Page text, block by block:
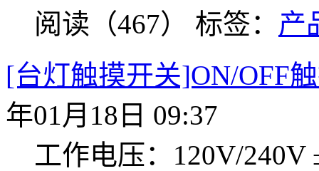
阅读（467） 标签： 产
[台灯触摸开关]ON/OFF
年01月18日 09:37
工作电压：120V/240V